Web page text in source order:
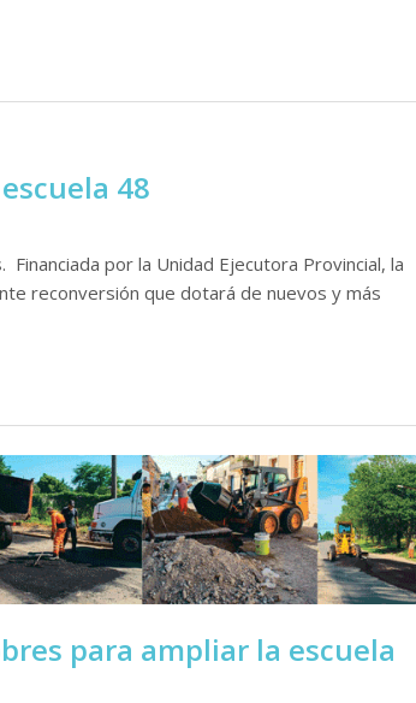
48
por la Unidad Ejecutora Provincial, la
reconversión que dotará de nuevos y más
para ampliar la escuela